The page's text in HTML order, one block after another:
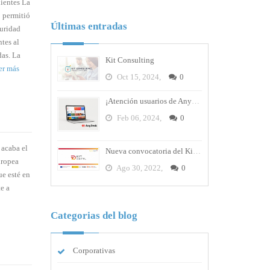
La
permitió
al
La
más
el
esté en
a
Últimas entradas
Kit Consulting
Oct 15, 2024,
0
¡Atención usuarios de AnyDesk! La empresa sufre un ataque cibernético y debes cambiar tus contraseñas
Feb 06, 2024,
0
Ago 30, 2022,
0
Categorias del blog
Corporativas